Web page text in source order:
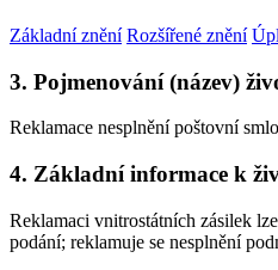
Základní znění Rozšířené znění
3. Pojmenování (název)
Reklamace nesplnění poštovní
4. Základní informace k
Reklamaci vnitrostátních zásilek
podání; reklamuje se nesplnění